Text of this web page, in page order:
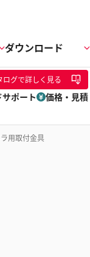
ダウンロード
ログで詳しく見る
サポート 価格・見積
用取付金具